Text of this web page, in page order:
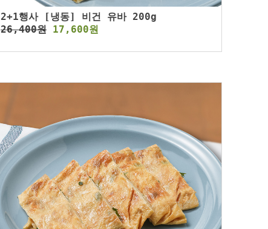
2+1행사 [냉동] 비건 유바 200g
26,400원 17,600원